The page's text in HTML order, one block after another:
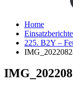
Home
Einsatzberichte
225. B2Y –